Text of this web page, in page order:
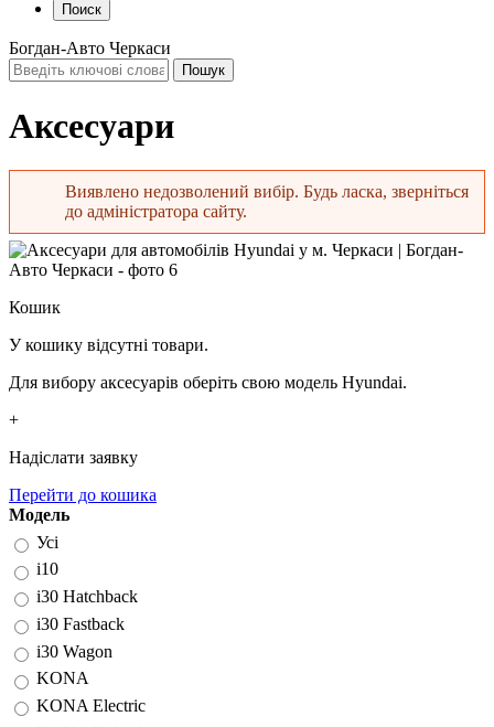
Поиск
Богдан-Авто Черкаси
Аксесуари
Повідомлення про помилку
Виявлено недозволений вибір. Будь ласка, зверніться
до адміністратора сайту.
Кошик
У кошику відсутні товари.
Для вибору аксесуарів оберіть свою модель Hyundai.
+
Надіслати заявку
Перейти до кошика
Модель
Усі
i10
i30 Hatchback
i30 Fastback
i30 Wagon
KONA
KONA Electric